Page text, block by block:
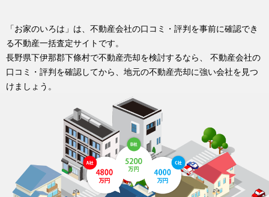
「お家のいろは」は、不動産会社の口コミ・評判を事前に確認でき
る不動産一括査定サイトです。
長野県下伊那郡下條村で不動産売却を検討するなら、 不動産会社の
口コミ・評判を確認してから、地元の不動産売却に強い会社を見つ
けましょう。